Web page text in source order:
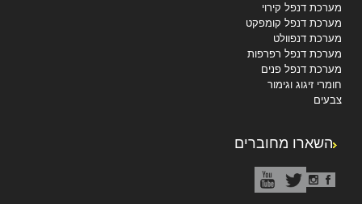
מערכת דנפל קירוי
מערכת דנפל קומפקט
מערכת דנפוולט
מערכת דנפל רפרפות
מערכת דנפל פנים
חומרי זיגוג וגימור
צבעים
השארו מחוברים